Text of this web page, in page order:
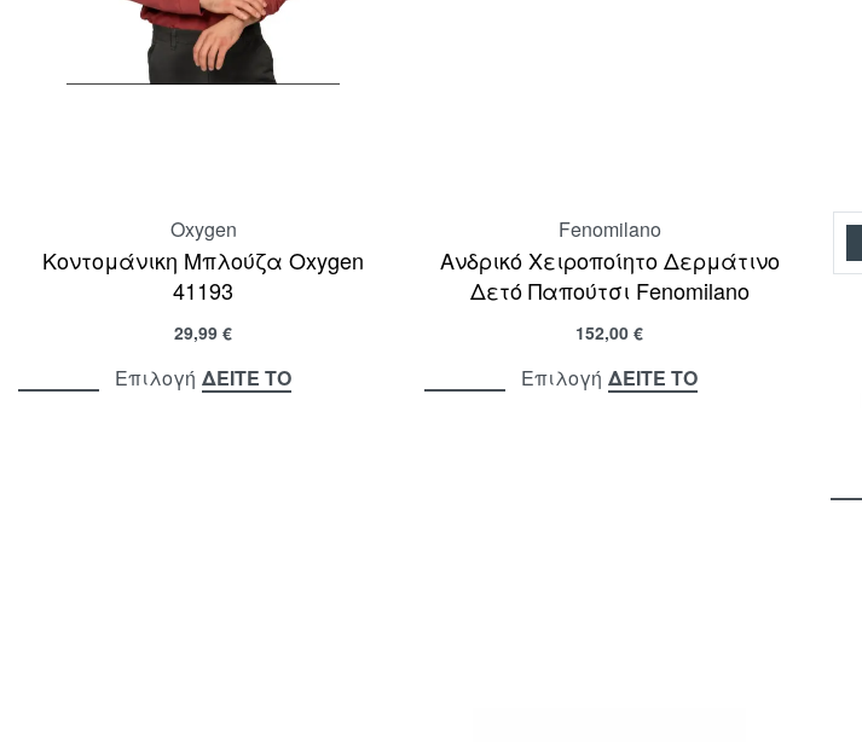
Oxygen
Κοντομάνικη Μπλούζα Oxygen
41193
29,99 €
Επιλογή ΔΕΙΤΕ ΤΟ
Fenomilano
Ανδρικό Χειροποίητο Δερμάτινο
Δετό Παπούτσι Fenomilano
152,00 €
Επιλογή ΔΕΙΤΕ ΤΟ